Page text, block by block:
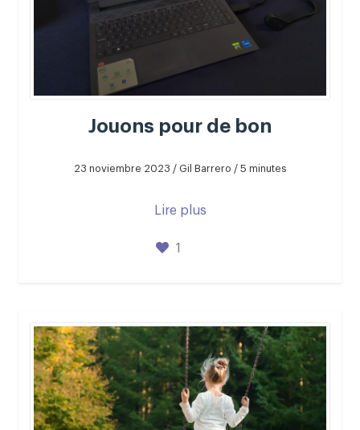
Jouons pour de bon
23 noviembre 2023 / Gil Barrero / 5 minutes
Lire plus
1